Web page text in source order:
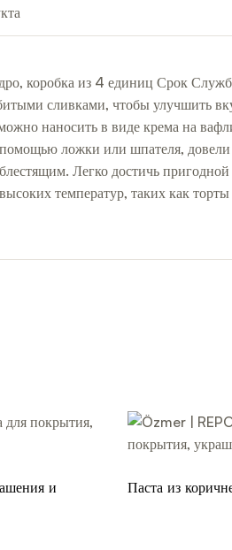
коробка из 4 единиц Срок
сливками, чтобы улучшить
наносить в виде крема на
ложки или шпателя,
Легко достичь
температур, таких как
и
Паста из